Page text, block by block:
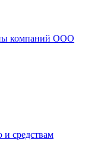
компаний ООО
и средствам